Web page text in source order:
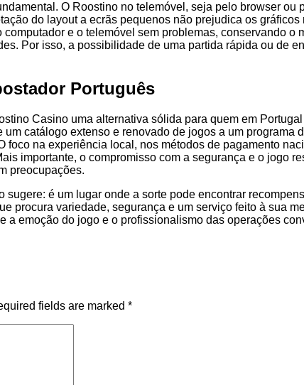
O Roostino no telemóvel, seja pelo browser ou
do layout a ecrãs pequenos não prejudica os gráficos
e o telemóvel sem problemas, conservando o
Por isso, a possibilidade de uma partida rápida ou de
Português
Casino uma alternativa sólida para quem em
catálogo extenso e renovado de jogos a um programa
foco na experiência local, nos métodos de pagamento
importante, o compromisso com a segurança e o jogo
preocupações.
é um lugar onde a sorte pode encontrar
procura variedade, segurança e um serviço feito à sua
a emoção do jogo e o profissionalismo das operações
fields are marked *